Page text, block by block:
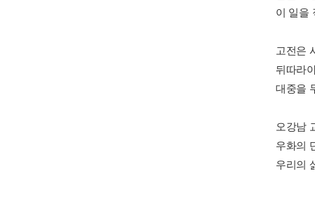
이 일을
고전은
뒤따라
대중을
오강남
우화의
우리의